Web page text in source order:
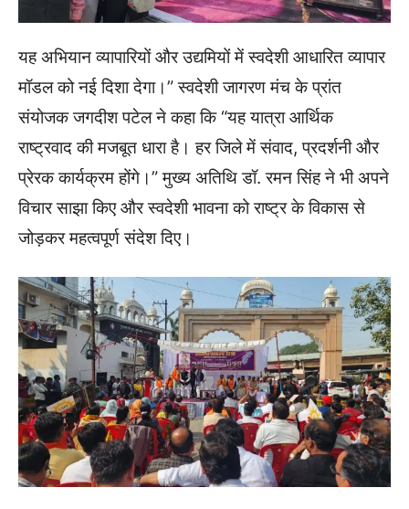
यह अभियान व्यापारियों और उद्यमियों में स्वदेशी आधारित व्यापार
मॉडल को नई दिशा देगा।” स्वदेशी जागरण मंच के प्रांत
संयोजक जगदीश पटेल ने कहा कि “यह यात्रा आर्थिक
राष्ट्रवाद की मजबूत धारा है। हर जिले में संवाद, प्रदर्शनी और
प्रेरक कार्यक्रम होंगे।” मुख्य अतिथि डॉ. रमन सिंह ने भी अपने
विचार साझा किए और स्वदेशी भावना को राष्ट्र के विकास से
जोड़कर महत्वपूर्ण संदेश दिए।